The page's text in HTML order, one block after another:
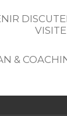
VISITE
&